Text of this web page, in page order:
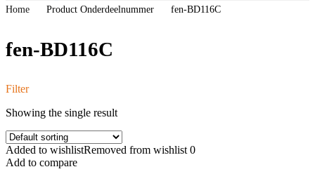
Home Product Onderdeelnummer ‎fen-BD116C
‎fen-BD116C
Filter
Showing the single result
Added to wishlistRemoved from wishlist 0
Add to compare